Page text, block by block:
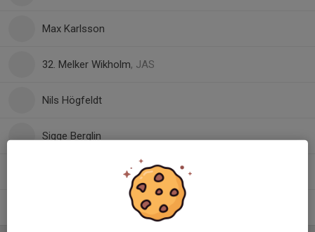
Max Karlsson
32. Melker Wikholm, JAS
Nils Högfeldt
Sigge Berglin